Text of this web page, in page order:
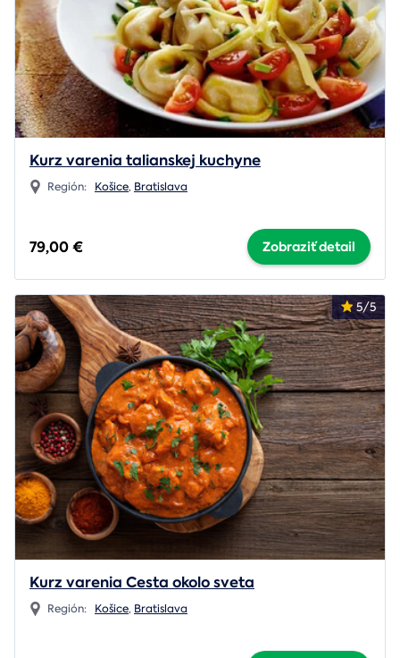
Kurz varenia talianskej kuchyne
Región: Košice, Bratislava
79,00 € Zobraziť detail
5/5
Kurz varenia Cesta okolo sveta
Región: Košice, Bratislava